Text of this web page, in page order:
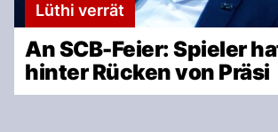
Lüthi verrät
An SCB-Feier: Spieler
hinter Rücken von Präsi